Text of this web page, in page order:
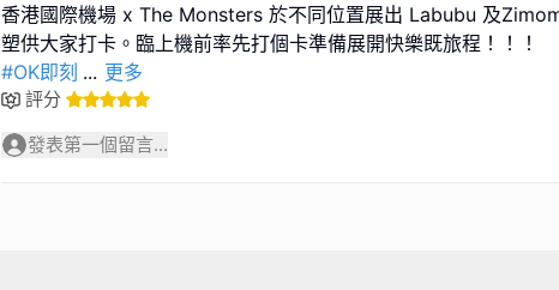
香港國際機場 x The Monsters 於不同位置展出 Labubu 及
#OK即刻 ... 更多
評分
發表第一個留言...